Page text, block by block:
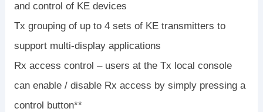
and control of KE devices
Tx grouping of up to 4 sets of KE transmitters to
support multi-display applications
Rx access control – users at the Tx local console
can enable / disable Rx access by simply pressing a
control button**